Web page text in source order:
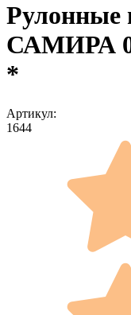
САМИРА
*
Артикул:
1644